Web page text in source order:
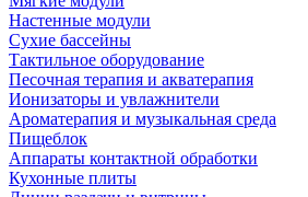
Настенные модули
Сухие бассейны
Тактильное оборудование
Песочная терапия и акватерапия
Ионизаторы и увлажнители
Ароматерапия и музыкальная среда
Пищеблок
Аппараты контактной обработки
Кухонные плиты